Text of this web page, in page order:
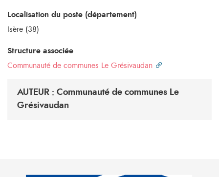
Localisation du poste (département)
Isère (38)
Structure associée
Communauté de communes Le Grésivaudan
AUTEUR : Communauté de communes Le
Grésivaudan